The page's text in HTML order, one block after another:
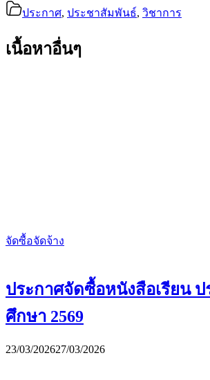
ประกาศ, ประชาสัมพันธ์, วิชาการ
เนื้อหาอื่นๆ
จัดซื้อจัดจ้าง
ประกาศจัดซื้อหนังสือเรียน ป
ศึกษา 2569
23/03/202627/03/2026